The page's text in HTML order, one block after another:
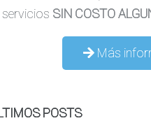
servicios SIN COSTO
Más
POSTS